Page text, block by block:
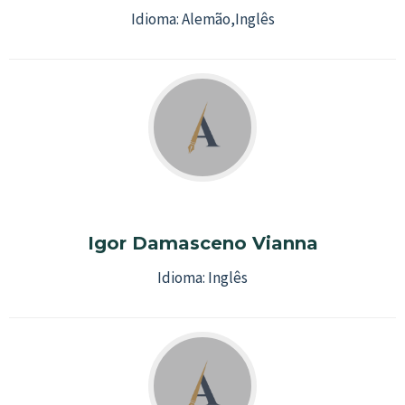
Idioma:Alemão,Inglês
Igor Damasceno Vianna
Idioma: Inglês